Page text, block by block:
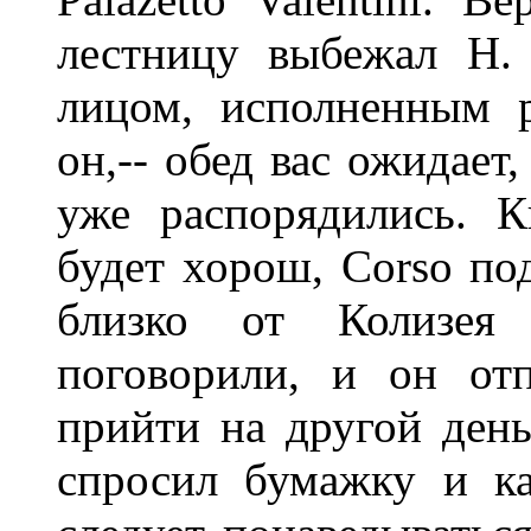
лестницу выбежал
лицом, исполненным
он,-- обед вас
уже распорядились.
будет хорош, Corso
близко от
поговорили, и он
прийти на другой
спросил бумажку и